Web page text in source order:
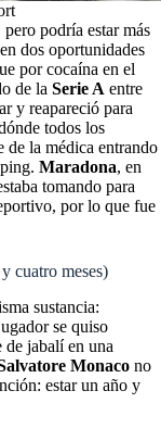
podría estar más
dos oportunidades
por cocaína en el
de la Serie A entre
y reapareció para
todos los
de la médica entrando
Maradona, en
tomando para
por lo que fue
cuatro meses)
sustancia:
se quiso
jabalí en una
Monaco no
estar un año y